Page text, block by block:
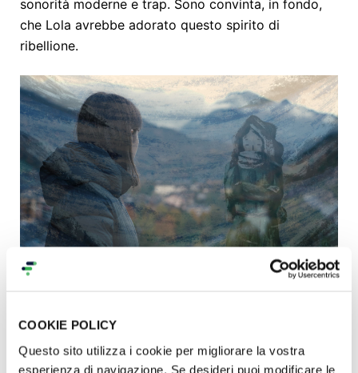
COOKIE POLICY
Questo sito utilizza i cookie per migliorare la vostra
esperienza di navigazione. Se desideri puoi modificare le
sonorità moderne e trap. Sono convinta, in fondo,
che Lola avrebbe adorato questo spirito di
ribellione.
Eleonora Zappia, Produttrice